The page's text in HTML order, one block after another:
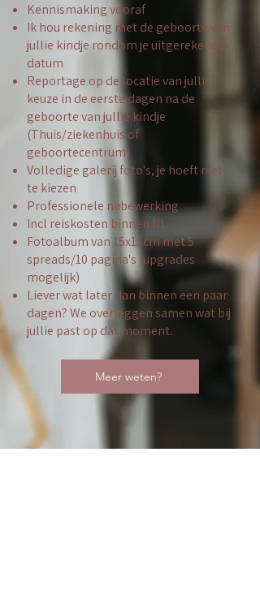
Kennismaking vooraf
Ik hou rekening met de geboorte van
jullie kindje rondom je uitgerekende
datum
Reportage op de locatie van jullie
keuze in de eerste dagen na de
geboorte van jullie kindje
(Thuis/ziekenhuis of
geboortecentrum)
Volledige galerij foto's, je hoeft niet
te kiezen
Professionele nabewerking
Incl reiskosten binnen NL
Fotoalbum van 15x15cm met 5
spreads/10 pagina's (upgrades
mogelijk)
Liever wat later dan binnen een paar
dagen? We overleggen samen wat bij
jullie past op dat moment.
Meer weten?